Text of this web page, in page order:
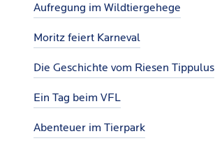
Aufregung im Wildtiergehege
Moritz feiert Karneval
Die Geschichte vom Riesen Tippulus
Ein Tag beim VFL
Abenteuer im Tierpark